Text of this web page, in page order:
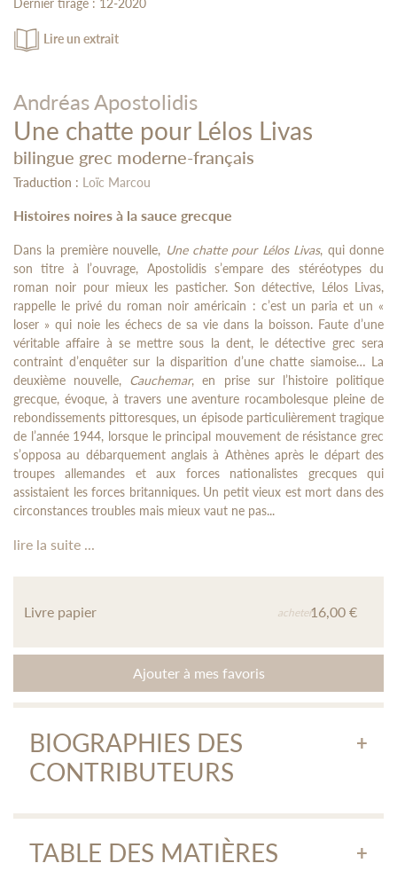
Dernier tirage : 12-2020
Lire un extrait
Andréas Apostolidis
Une chatte pour Lélos Livas
bilingue grec moderne-français
Traduction : Loïc Marcou
Histoires noires à la sauce grecque
Dans la première nouvelle, Une chatte pour Lélos Livas, qui donne
son titre à l’ouvrage, Apostolidis s’empare des stéréotypes du
roman noir pour mieux les pasticher. Son détective, Lélos Livas,
rappelle le privé du roman noir américain : c’est un paria et un «
loser » qui noie les échecs de sa vie dans la boisson. Faute d’une
véritable affaire à se mettre sous la dent, le détective grec sera
contraint d’enquêter sur la disparition d’une chatte siamoise… La
deuxième nouvelle, Cauchemar, en prise sur l’histoire politique
grecque, évoque, à travers une aventure rocambolesque pleine de
rebondissements pittoresques, un épisode particulièrement tragique
de l’année 1944, lorsque le principal mouvement de résistance grec
s’opposa au débarquement anglais à Athènes après le départ des
troupes allemandes et aux forces nationalistes grecques qui
assistaient les forces britanniques. Un petit vieux est mort dans des
circonstances troubles mais mieux vaut ne pas...
lire la suite ...
Livre papier acheter16,00 €
Ajouter à mes favoris
BIOGRAPHIES DES
CONTRIBUTEURS
Andréas Apostolidis, a traduit pour le compte des éditions
TABLE DES MATIÈRES